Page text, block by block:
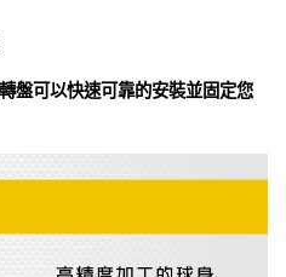
盤可以快速可靠的安裝並固定您